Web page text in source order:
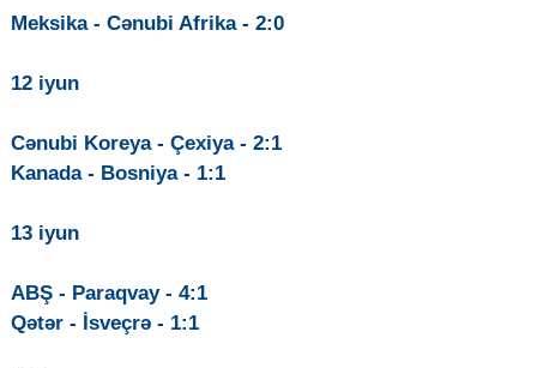
Meksika - Cənubi Afrika - 2:0
12 iyun
Cənubi Koreya - Çexiya - 2:1
Kanada - Bosniya - 1:1
13 iyun
ABŞ - Paraqvay - 4:1
Qətər - İsveçrə - 1:1